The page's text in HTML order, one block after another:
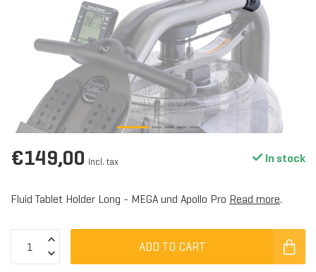
ALL
€149,00 Incl. tax In stock
Fluid Tablet Holder Long - MEGA und Apollo Pro Read more.
ADD TO CART